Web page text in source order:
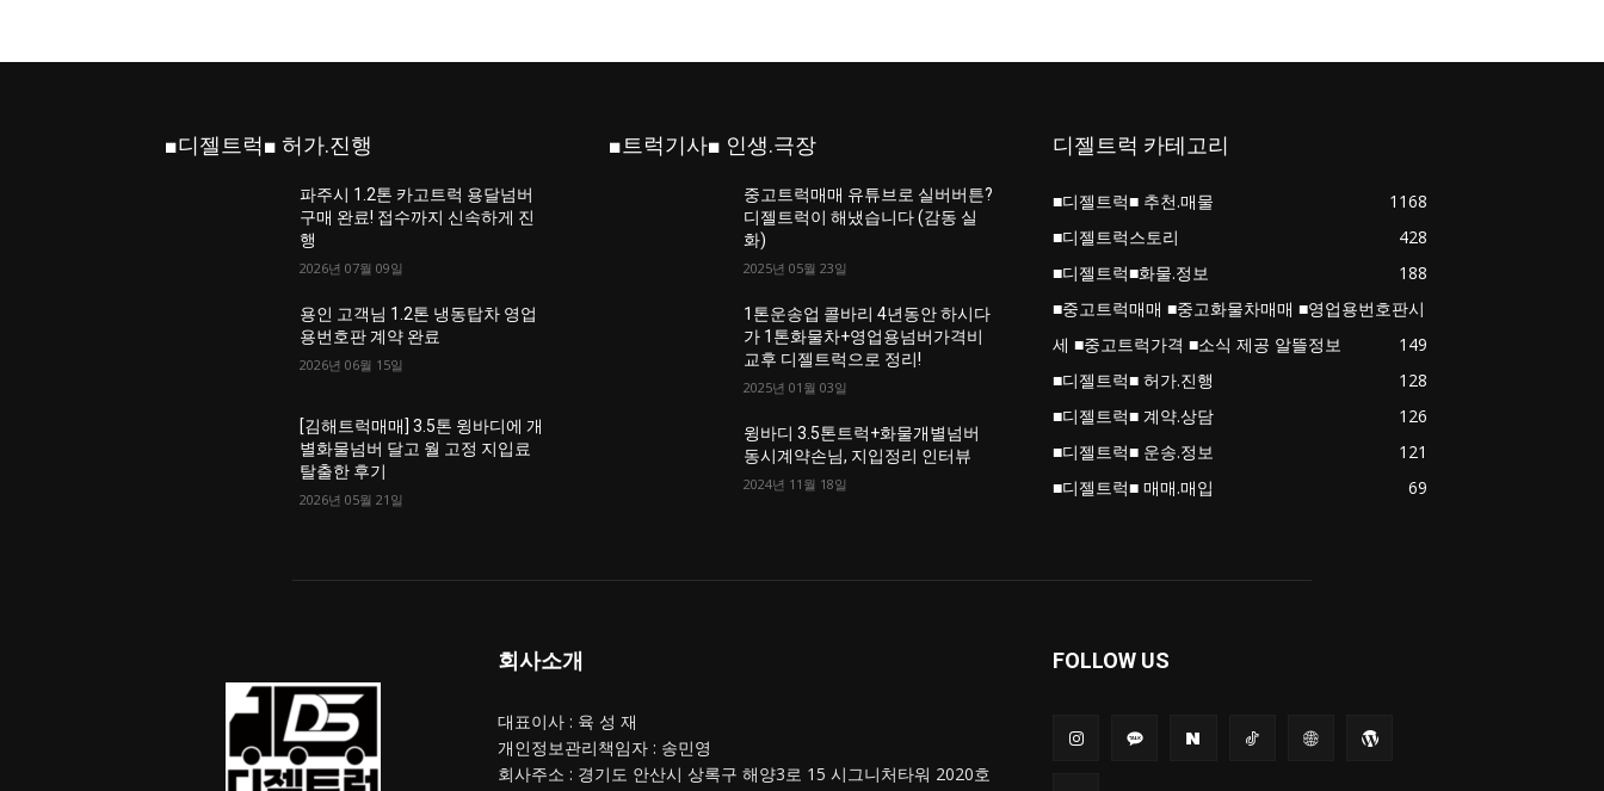
■디젤트럭■ 허가.진행
파주시 1.2톤 카고트럭 용달넘버
구매 완료! 접수까지 신속하게 진
행
2026년 07월 09일
용인 고객님 1.2톤 냉동탑차 영업
용번호판 계약 완료
2026년 06월 15일
[김해트럭매매] 3.5톤 윙바디에 개
별화물넘버 달고 월 고정 지입료
탈출한 후기
2026년 05월 21일
■트럭기사■ 인생.극장
중고트럭매매 유튜브로 실버버튼?
디젤트럭이 해냈습니다 (감동 실
화)
2025년 05월 23일
1톤운송업 콜바리 4년동안 하시다
가 1톤화물차+영업용넘버가격비
교후 디젤트럭으로 정리!
2025년 01월 03일
윙바디 3.5톤트럭+화물개별넘버
동시계약손님, 지입정리 인터뷰
2024년 11월 18일
디젤트럭 카테고리
■디젤트럭■ 추천.매물
1168
■디젤트럭스토리
428
■디젤트럭■화물.정보
188
■중고트럭매매 ■중고화물차매매 ■영업용번호판시
세 ■중고트럭가격 ■소식 제공 알뜰정보
149
■디젤트럭■ 허가.진행
128
■디젤트럭■ 계약.상담
126
■디젤트럭■ 운송.정보
121
■디젤트럭■ 매매.매입
69
회사소개
대표이사 : 육 성 재
개인정보관리책임자 : 송민영
회사주소 : 경기도 안산시 상록구 해양3로 15 시그니처타워 2020호
FOLLOW US